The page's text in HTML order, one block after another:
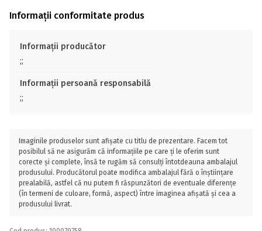
Informații conformitate produs
Informații producător
;;
Informații persoană responsabilă
;;
Imaginile produselor sunt afișate cu titlu de prezentare. Facem tot
posibilul să ne asigurăm că informațiile pe care ți le oferim sunt
corecte și complete, însă te rugăm să consulți întotdeauna ambalajul
produsului. Producătorul poate modifica ambalajul fără o înștiințare
prealabilă, astfel că nu putem fi răspunzători de eventuale diferențe
(în termeni de culoare, formă, aspect) între imaginea afișată și cea a
produsului livrat.